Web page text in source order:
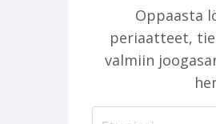
Oppaasta
periaatteet,
valmiin